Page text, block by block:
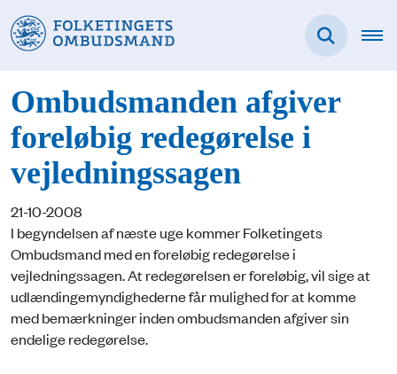
Ombudsmanden afgiver
foreløbig redegørelse i
vejledningssagen
21-10-2008
I begyndelsen af næste uge kommer Folketingets
Ombudsmand med en foreløbig redegørelse i
vejledningssagen. At redegørelsen er foreløbig, vil sige at
udlændingemyndighederne får mulighed for at komme
med bemærkninger inden ombudsmanden afgiver sin
endelige redegørelse.